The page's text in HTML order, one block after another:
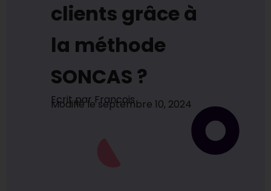
clients grâce à
la méthode
SONCAS ?
Ecrit parFrancois
Modifié le septembre 10, 2024